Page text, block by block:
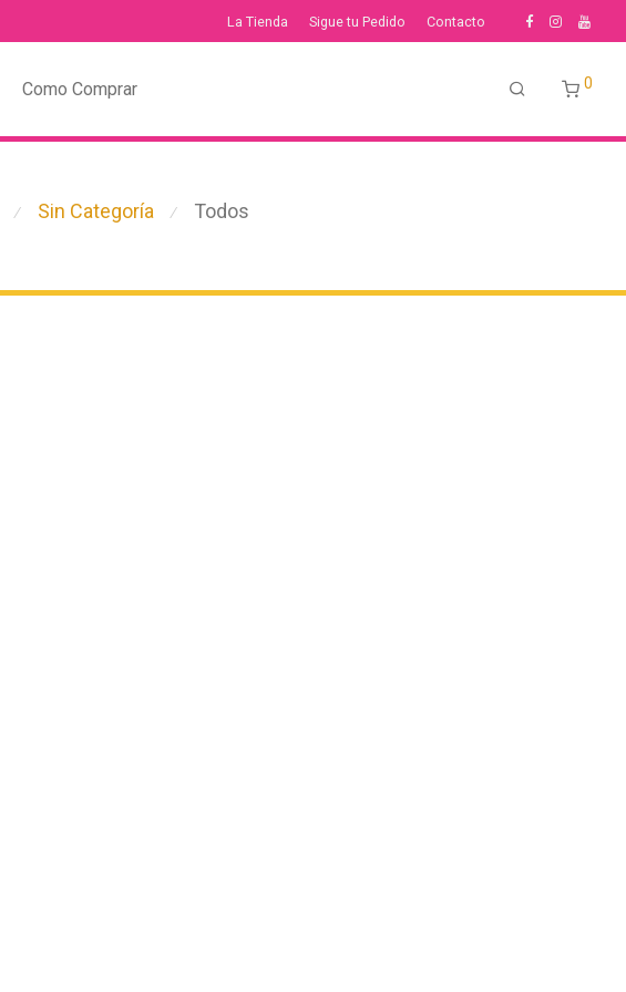
La Tienda Sigue tu Pedido Contacto
Como Comprar 0
⁄ Sin Categoría ⁄ Todos